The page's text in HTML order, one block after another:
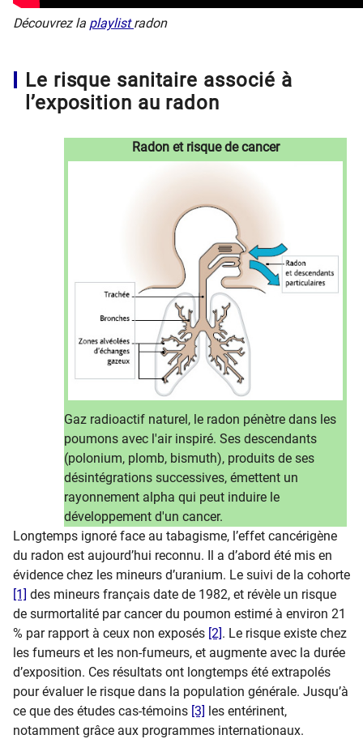
​​Découvrez ​la playlistradon
Le risque sanitaire associé à
l’exposition au radon
Radon et risque de cancer
Gaz radioactif naturel, le radon pénètre dans les
poumons avec l'air inspiré. Ses descendants
(polonium, plomb, bismuth), produits de ses
désintégrations successives, émettent un
rayonnement alpha qui peut induire le
développement d'un cancer.
Longtemps ignoré face au tabagisme, l’effet cancérigène
du radon est aujourd’hui reconnu. Il a d’abord été mis en
évidence chez les mineurs d’uranium. Le suivi de la cohorte
[1] des mineurs français date de 1982, et révèle un risque
de surmortalité par cancer du poumon estimé à environ 21
% par rapport à ceux non exposés [2]. Le risque existe chez
les fumeurs et les non-fumeurs, et augmente avec la durée
d’exposition. Ces résultats ont longtemps été extrapolés
pour évaluer le risque dans la population générale. Jusqu’à
ce que des études cas-témoins [3] les entérinent,
notamment grâce aux programmes internationaux.